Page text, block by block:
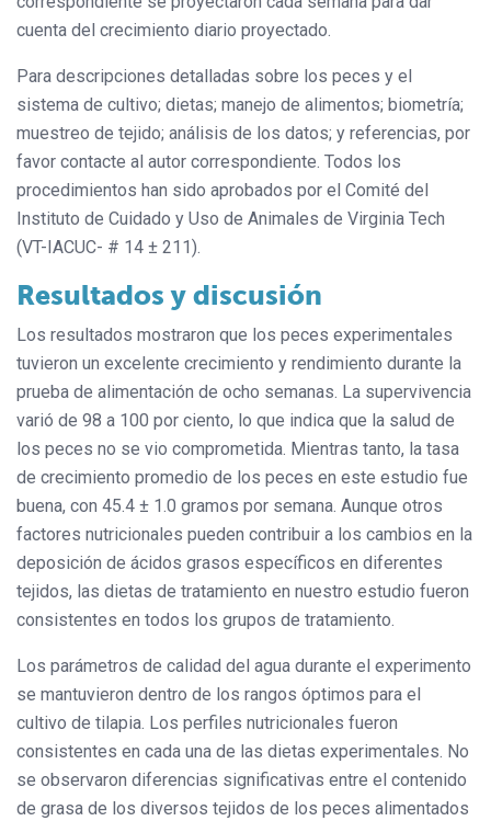
cuenta del crecimiento diario proyectado.
Para descripciones detalladas sobre los peces y el
sistema de cultivo; dietas; manejo de alimentos; biometría;
muestreo de tejido; análisis de los datos; y referencias, por
favor contacte al autor correspondiente. Todos los
procedimientos han sido aprobados por el Comité del
Instituto de Cuidado y Uso de Animales de Virginia Tech
(VT-IACUC- # 14 ± 211).
Resultados y discusión
Los resultados mostraron que los peces experimentales
tuvieron un excelente crecimiento y rendimiento durante la
prueba de alimentación de ocho semanas. La supervivencia
varió de 98 a 100 por ciento, lo que indica que la salud de
los peces no se vio comprometida. Mientras tanto, la tasa
de crecimiento promedio de los peces en este estudio fue
buena, con 45.4 ± 1.0 gramos por semana. Aunque otros
factores nutricionales pueden contribuir a los cambios en la
deposición de ácidos grasos específicos en diferentes
tejidos, las dietas de tratamiento en nuestro estudio fueron
consistentes en todos los grupos de tratamiento.
Los parámetros de calidad del agua durante el experimento
se mantuvieron dentro de los rangos óptimos para el
cultivo de tilapia. Los perfiles nutricionales fueron
consistentes en cada una de las dietas experimentales. No
se observaron diferencias significativas entre el contenido
de grasa de los diversos tejidos de los peces alimentados